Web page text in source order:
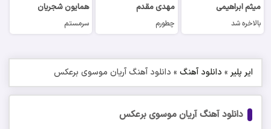
میثم ابراهیمی
بالاخره شد
مهدی مقدم
چطورم
همایون شجریان
سرمستم
ایر پلیر» دانلود آهنگ » دانلود آهنگ آریان موسوی برعکس
دانلود آهنگ آریان موسوی برعکس